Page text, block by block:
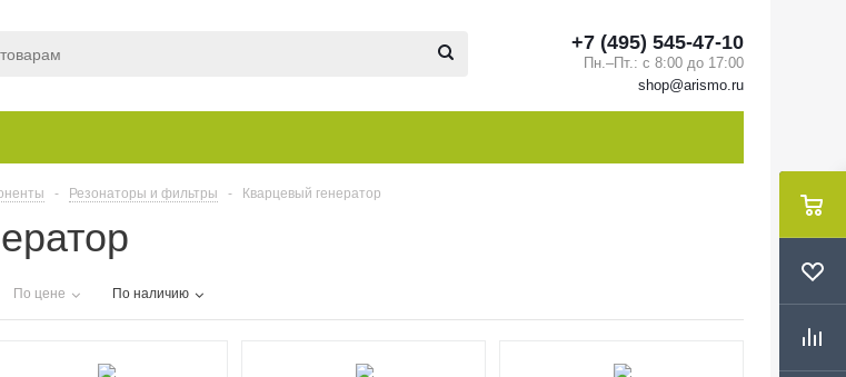
+7 (495) 545-47-10
Пн.–Пт.: с 8:00 до 17:00
shop@arismo.ru
- Резонаторы и фильтры - Кварцевый генератор
По цене По наличию